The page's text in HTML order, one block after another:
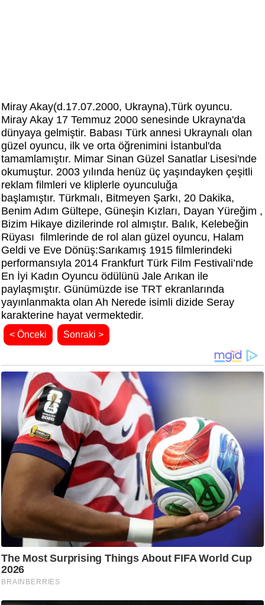
Miray Akay(d.17.07.2000, Ukrayna),Türk oyuncu.
Miray Akay 17 Temmuz 2000 senesinde Ukrayna'da
dünyaya gelmiştir. Babası Türk annesi Ukraynalı olan
güzel oyuncu, ilk ve orta öğrenimini İstanbul'da
tamamlamıştır. Mimar Sinan Güzel Sanatlar Lisesi'nde
okumuştur. 2003 yılında henüz üç yaşındayken çeşitli
reklam filmleri ve kliplerle oyunculuğa
başlamıştır. Türkmalı, Bitmeyen Şarkı, 20 Dakika,
Benim Adım Gültepe, Güneşin Kızları, Dayan Yüreğim ,
Bizim Hikaye dizilerinde rol almıştır. Balık, Kelebeğin
Rüyası filmlerinde de rol alan güzel oyuncu, Halam
Geldi ve Eve Dönüş:Sarıkamış 1915 filmlerindeki
performansıyla 2014 Frankfurt Türk Film Festivali’nde
En İyi Kadın Oyuncu ödülünü Jale Arıkan ile
paylaşmıştır. Günümüzde ise TRT ekranlarında
yayınlanmakta olan Ah Nerede isimli dizide Seray
karakterine hayat vermektedir.
< Önceki Sonraki >